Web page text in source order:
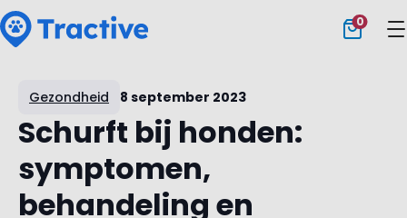
0
Gezondheid 8 september 2023
Schurft bij honden:
symptomen,
behandeling en